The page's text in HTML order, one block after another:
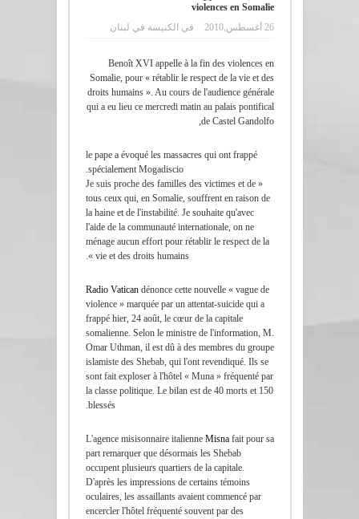
violences en Somalie
26 أغسطس,2010
في الكنيسة في لبنان
Benoît XVI appelle à la fin des violences en
Somalie, pour « rétablir le respect de la vie et des
droits humains ». Au cours de l'audience générale
qui a eu lieu ce mercredi matin au palais pontifical
de Castel Gandolfo,
le pape a évoqué les massacres qui ont frappé
spécialement Mogadiscio.
« Je suis proche des familles des victimes et de
tous ceux qui, en Somalie, souffrent en raison de
la haine et de l'instabilité. Je souhaite qu'avec
l'aide de la communauté internationale, on ne
ménage aucun effort pour rétablir le respect de la
vie et des droits humains ».
Radio Vaticandénonce cette nouvelle « vague de
violence » marquée par un attentat-suicide qui a
frappé hier, 24 août, le cœur de la capitale
somalienne. Selon le ministre de l'information, M.
Omar Uthman, il est dû à des membres du groupe
islamiste des Shebab, qui l'ont revendiqué. Ils se
sont fait exploser à l'hôtel « Muna » fréquenté par
la classe politique. Le bilan est de 40 morts et 150
blessés.
L'agence misisonnaire italienne Misnafait pour sa
part remarquer que désormais les Shebab
occupent plusieurs quartiers de la capitale.
D'après les impressions de certains témoins
oculaires, les assaillants avaient commencé par
encercler l'hôtel fréquenté souvent par des